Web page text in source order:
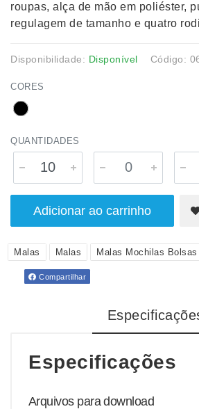
roupas, alça de mão em poliéster,
regulagem de tamanho e quatro
Disponibilidade: Disponível Código:
CORES
QUANTIDADES
Adicionar ao carrinho
Malas Malas Malas Mochilas Bolsas
Compartilhar
Especificações
Arquivos para download